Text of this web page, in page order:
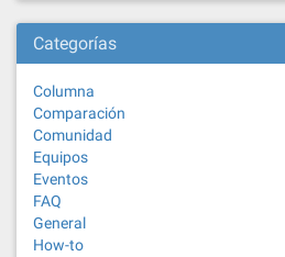
Categorías
Columna
Comparación
Comunidad
Equipos
Eventos
FAQ
General
How-to